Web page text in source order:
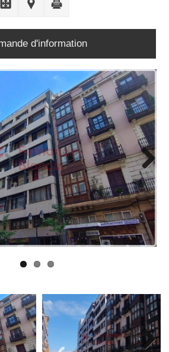
d'information
Next